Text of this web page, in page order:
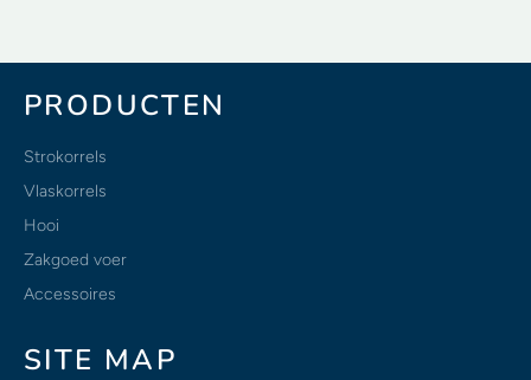
PRODUCTEN
Strokorrels
Vlaskorrels
Hooi
Zakgoed voer
Accessoires
SITE MAP